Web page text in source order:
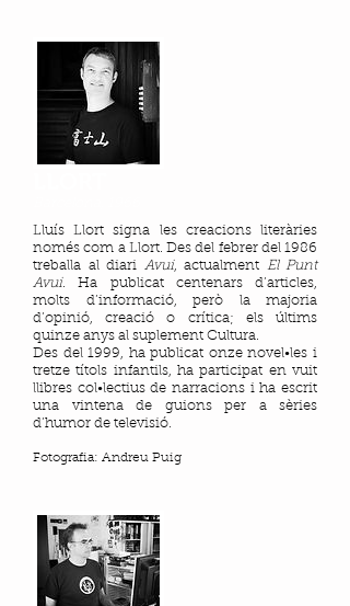
Lluís Llort signa les creacions literàries
només com a Llort. Des del febrer del 1986
treballa al diari Avui, actualment El Punt
Avui. Ha publicat centenars d’articles,
molts d’informació, però la majoria
d’opinió, creació o crítica; els últims
quinze anys al suplement Cultura.
Des del 1999, ha publicat onze novel•les i
tretze títols infantils, ha participat en vuit
llibres col•lectius de narracions i ha escrit
una vintena de guions per a sèries
d’humor de televisió.
Fotografia: Andreu Puig